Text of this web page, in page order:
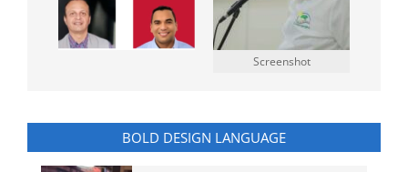
Screenshot
BOLD DESIGN LANGUAGE